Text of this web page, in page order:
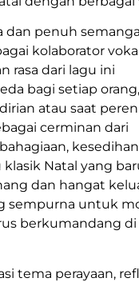
dan penuh
kolaborator
rasa dari lagu ini
bagi setiap
atau saat
cerminan dari
klasik Natal yang
dan hangat
sempurna untuk
berkumandang di
tema perayaan,